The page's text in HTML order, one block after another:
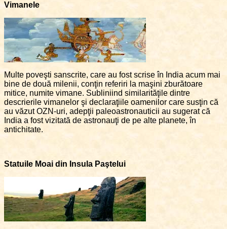
Vimanele
Multe poveşti sanscrite, care au fost scrise în India acum mai
bine de două milenii, conţin referiri la maşini zburătoare
mitice, numite vimane. Subliniind similarităţile dintre
descrierile vimanelor şi declaraţiile oamenilor care susţin că
au văzut OZN-uri, adepţii paleoastronauticii au sugerat că
India a fost vizitată de astronauţi de pe alte planete, în
antichitate.
Statuile Moai din Insula Paştelui